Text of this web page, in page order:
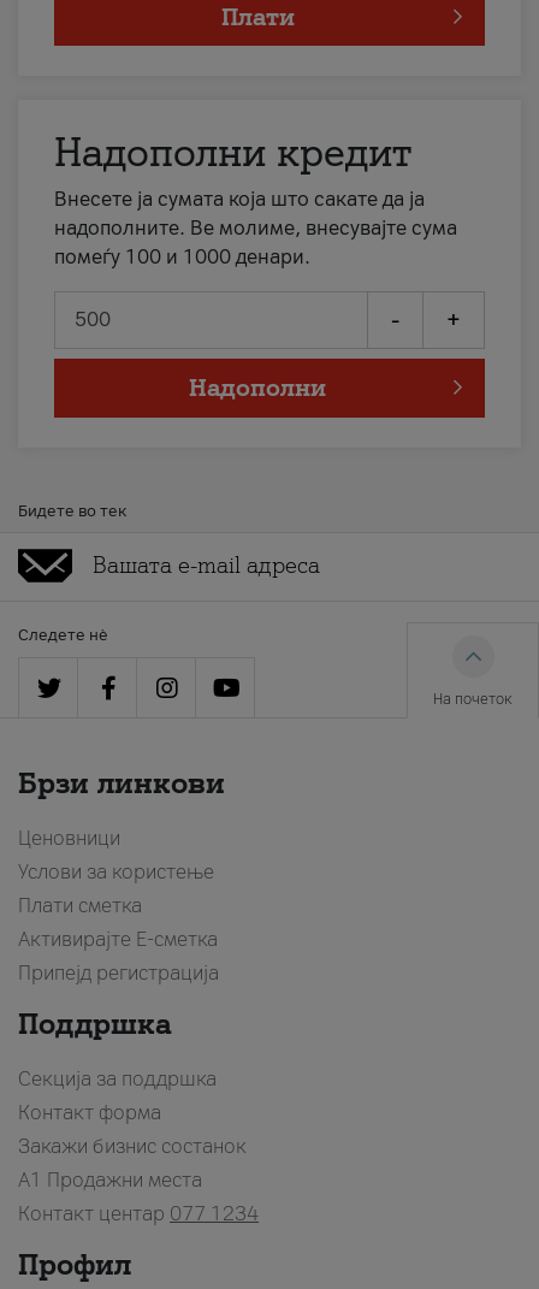
Плати
Надополни кредит
Внесете ја сумата која што сакате да ја
надополните. Ве молиме, внесувајте сума
помеѓу 100 и 1000 денари.
- +
Надополни
Бидете во тек
Следете нè
На почеток
Брзи линкови
Ценовници
Услови за користење
Плати сметка
Активирајте Е-сметка
Припејд регистрација
Поддршка
Секција за поддршка
Контакт форма
Закажи бизнис состанок
A1 Продажни места
Контакт центар 077 1234
Профил